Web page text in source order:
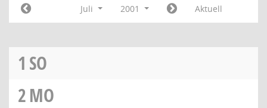
Juli 2001 Aktuell
1 SO
2MO